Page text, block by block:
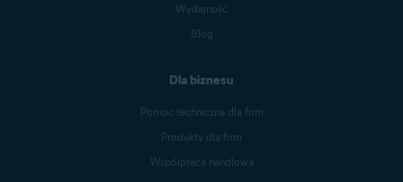
Wydajność
Blog
Dla biznesu
Pomoc techniczna dla firm
Produkty dla firm
Współpraca handlowa